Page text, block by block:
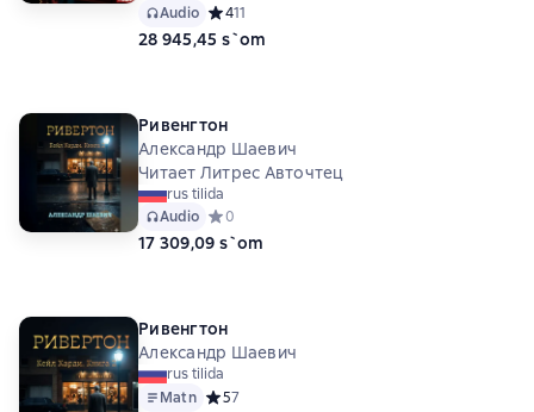
Audio Средний рейтинг 4 на основе 11 оценок
411
28 945,45 s`om
Ривенгтон
Александр Шаевич
Читает Литрес Авточтец
rus tilida
Audio Средний рейтинг 0 на основе 0 оценок
0
17 309,09 s`om
Ривенгтон
Александр Шаевич
rus tilida
Matn Средний рейтинг 5 на основе 7 оценок
57